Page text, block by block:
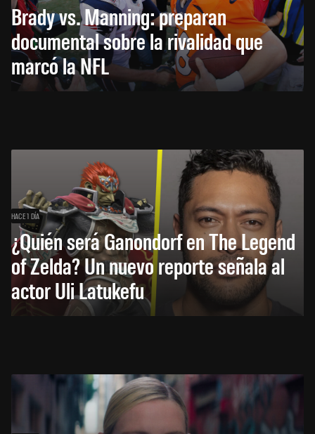
Brady vs. Manning: preparan
documental sobre la rivalidad que
marcó la NFL
HACE 1 DÍA
¿Quién será Ganondorf en The Legend
of Zelda? Un nuevo reporte señala al
actor Uli Latukefu